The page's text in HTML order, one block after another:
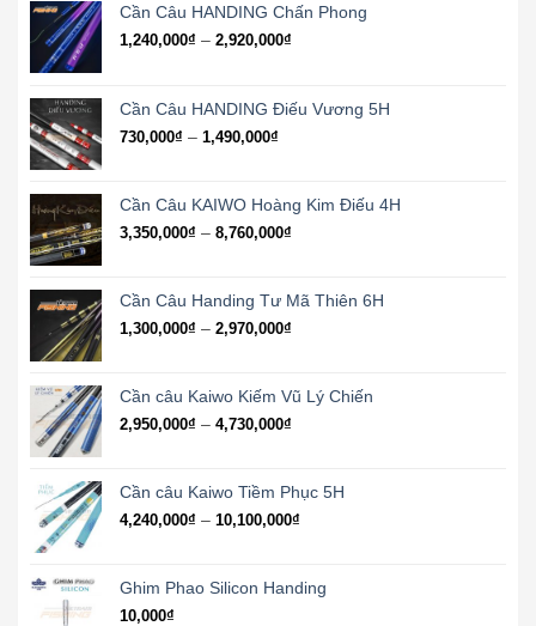
Cần Câu HANDING Chấn Phong
1,240,000₫ – 2,920,000₫
1,240,000₫
Cần Câu HANDING Điếu Vương 5H
730,000₫ – 1,490,000₫
730,000₫
1,490,000₫
Cần Câu KAIWO Hoàng Kim Điếu 4H
3,350,000₫ – 8,760,000₫
3,350,000₫
Cần Câu Handing Tư Mã Thiên 6H
1,300,000₫ – 2,970,000₫
1,300,000₫
Cần câu Kaiwo Kiếm Vũ Lý Chiến
2,950,000₫ – 4,730,000₫
2,950,000₫
4,730,000₫
Cần câu Kaiwo Tiềm Phục 5H
4,240,000₫ – 10,100,000₫
4,240,000₫
Ghim Phao Silicon Handing
10,000₫